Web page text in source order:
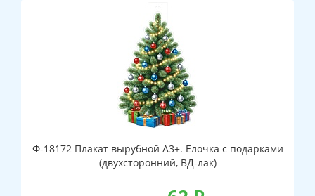
Ф-18172 Плакат вырубной А3+. Елочка с подарками
(двухсторонний, ВД-лак)